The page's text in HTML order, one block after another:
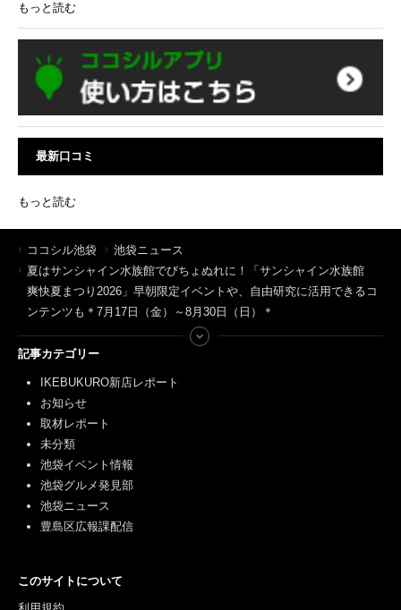
もっと読む
最新口コミ
もっと読む
ココシル池袋
池袋ニュース
夏はサンシャイン水族館でびちょぬれに！「サンシャイン水族館
爽快夏まつり2026」早朝限定イベントや、自由研究に活用できるコ
ンテンツも＊7月17日（金）～8月30日（日）＊
記事カテゴリー
IKEBUKURO新店レポート
お知らせ
取材レポート
未分類
池袋イベント情報
池袋グルメ発見部
池袋ニュース
豊島区広報課配信
このサイトについて